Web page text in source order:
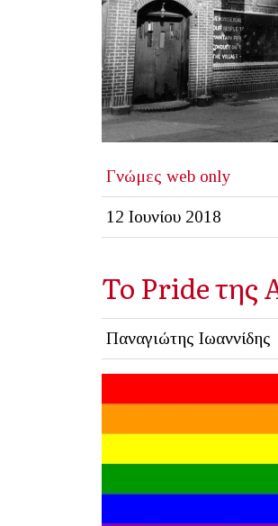
Γνώμες web only
12 Ιουνίου 2018
Το Pride της
Παναγιώτης Ιωαννίδης